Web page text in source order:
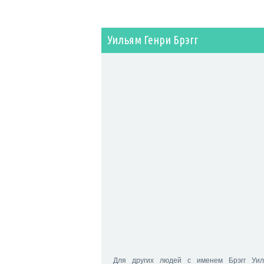
Уильям Генри Брэгг
Для других людей с именем Брэгг